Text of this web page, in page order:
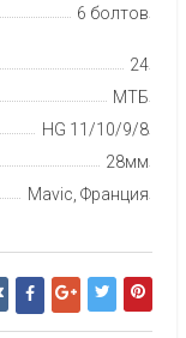
6 болтов
24
МТБ
HG 11/10/9/8
28мм
Mavic, Франция